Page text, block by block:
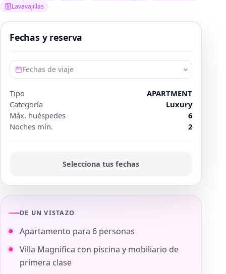
Lavavajillas
DE UN VISTAZO
Apartamento para 6 personas
Villa Magnifica con piscina y mobiliario de
primera clase
Fechas y reserva
Fechas de viaje
Tipo
APARTMENT
Categoría
Luxury
Máx. huéspedes
6
Noches mín.
2
Selecciona tus fechas